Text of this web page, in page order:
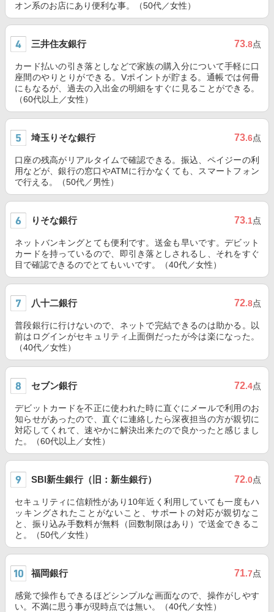
オン系のお店にあり便利な事。（50代／女性）
三井住友銀行 73.8点
カード払いの引き落としなどで家族の購入分について手軽に口
座間のやりとりができる。Vポイントが貯まる。通帳では何冊
にもなるが、過去の入出金の明細をすぐに見ることができる。
（60代以上／女性）
埼玉りそな銀行 73.6点
口座の残高がリアルタイムで確認できる。振込、ペイジーの利
用などが、銀行の窓口やATMに行かなくても、スマートフォン
で行える。（50代／男性）
りそな銀行 73.1点
ネットバンキングとても便利です。送金も早いです。デビット
カードを持っているので、即引き落としされるし、それをすぐ
目で確認できるのでとてもいいです。（40代／女性）
八十二銀行 72.8点
普段銀行に行けないので、ネットで完結できるのは助かる。以
前はログインがセキュリティ上面倒だったが今は楽になった。
（40代／女性）
セブン銀行 72.4点
デビットカードを不正に使われた時に直ぐにメールで利用のお
知らせがあったので、直ぐに連絡したら深夜担当の方が親切に
対応してくれて、速やかに解決出来たので良かったと感じまし
た。（60代以上／女性）
SBI新生銀行（旧：新生銀行） 72.0点
セキュリティに信頼性があり10年近く利用していても一度もハ
ッキングされたことがないこと、サポートの対応が親切なこ
と、振り込み手数料が無料（回数制限はあり）で送金できるこ
と。（50代／女性）
福岡銀行 71.7点
感覚で操作もできるほどシンプルな画面なので、操作がしやす
い。不満に思う事が現時点では無い。（40代／女性）